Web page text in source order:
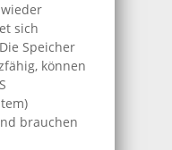
sich
Speicher
können
brauchen